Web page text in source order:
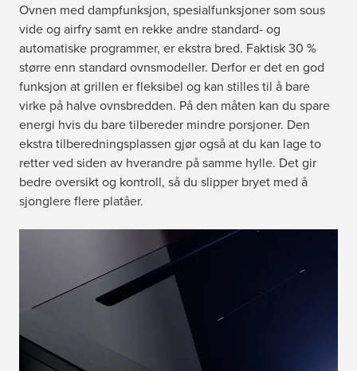
Ovnen med dampfunksjon, spesialfunksjoner som sous
vide og airfry samt en rekke andre standard- og
automatiske programmer, er ekstra bred. Faktisk 30 %
større enn standard ovnsmodeller. Derfor er det en god
funksjon at grillen er fleksibel og kan stilles til å bare
virke på halve ovnsbredden. På den måten kan du spare
energi hvis du bare tilbereder mindre porsjoner. Den
ekstra tilberedningsplassen gjør også at du kan lage to
retter ved siden av hverandre på samme hylle. Det gir
bedre oversikt og kontroll, så du slipper bryet med å
sjonglere flere platåer.